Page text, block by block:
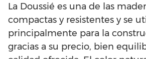
La Doussié es una de las
compactas y resistentes y se
principalmente para la
gracias a su precio, bien